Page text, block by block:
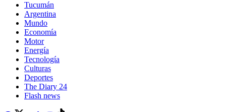
Tucumán
Argentina
Mundo
Economía
Motor
Energía
Tecnología
Culturas
Deportes
The Diary 24
Flash news